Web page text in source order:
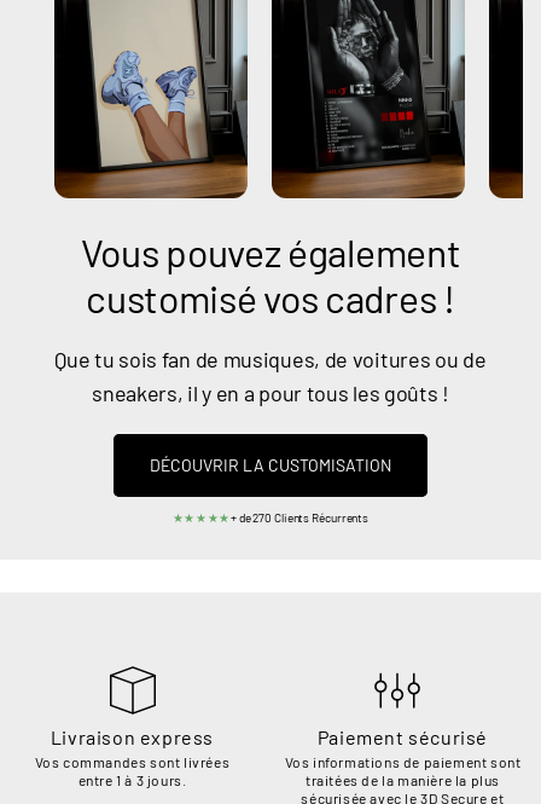
Vous pouvez également
customisé vos cadres !
Que tu sois fan de musiques, de voitures ou de
sneakers, il y en a pour tous les goûts !
DÉCOUVRIR LA CUSTOMISATION
★★★★★+ de 270 Clients Récurrents
Livraison express
Vos commandes sont livrées
entre 1 à 3 jours.
Paiement sécurisé
Vos informations de paiement sont
traitées de la manière la plus
sécurisée avec le 3D Secure et